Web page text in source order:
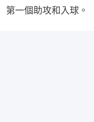
第一個助攻和入球。